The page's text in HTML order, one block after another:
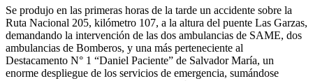
Se produjo en las primeras horas de la tarde un accidente sobre la
Ruta Nacional 205, kilómetro 107, a la altura del puente Las Garzas,
demandando la intervención de las dos ambulancias de SAME, dos
ambulancias de Bomberos, y una más perteneciente al
Destacamento N° 1 “Daniel Paciente” de Salvador María, un
enorme despliegue de los servicios de emergencia, sumándose